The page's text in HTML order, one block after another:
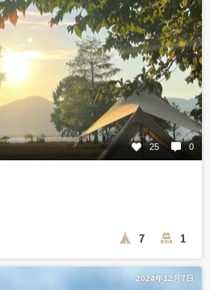
25 0
7 1
2024年12月7日